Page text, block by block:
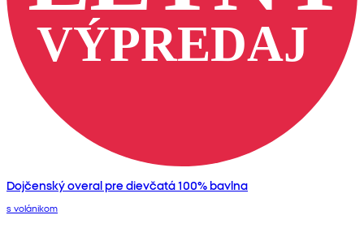
Dojčenský overal pre dievčatá 100% bavlna
s volánikom